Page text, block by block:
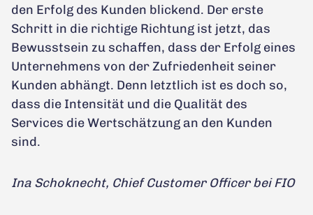
den Erfolg des Kunden blickend. Der erste
Schritt in die richtige Richtung ist jetzt, das
Bewusstsein zu schaffen, dass der Erfolg eines
Unternehmens von der Zufriedenheit seiner
Kunden abhängt. Denn letztlich ist es doch so,
dass die Intensität und die Qualität des
Services die Wertschätzung an den Kunden
sind.
Ina Schoknecht, Chief Customer Officer bei FIO